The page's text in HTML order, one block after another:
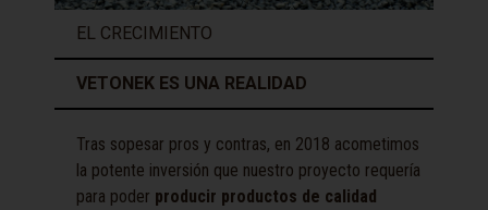
EL CRECIMIENTO
VETONEK ES UNA REALIDAD
Tras sopesar pros y contras, en 2018 acometimos
la potente inversión que nuestro proyecto requería
para poder producir productos de calidad